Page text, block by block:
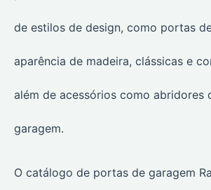
de estilos de design, como portas
aparência de madeira, clássicas e
além de acessórios como abridores
garagem.
O catálogo de portas de garagem